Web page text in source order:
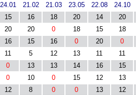
24.01 21.02 21.03 23.05 22.08
24.10
15 16 18 20 14
20
20 20 0 18 15
18
16 15 16 0 20
0
11 5 12 13 11
11
0 13 13 14 16
15
0 10 0 15 12
13
12 8 0 0 13
12